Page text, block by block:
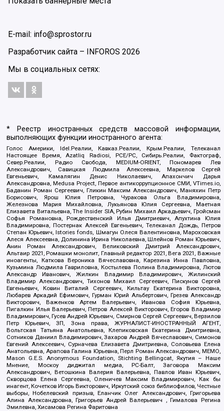
E-mail: info@sprostor.ru
Разработчик сайта –
INFOROS 2026
Мы в социальных сетях:
* Реестр иностранных средств массовой информации,
выполняющих функции иностранного агента:
Голос Америки, Idel.Реалии, Кавказ.Реалии, Крым.Реалии, Телеканал
Настоящее Время, Azatliq Radiosi, PCE/PC, Сибирь.Реалии, Фактограф,
Север.Реалии, Радио Свобода, MEDIUM-ORIENT, Пономарев Лев
Александрович, Савицкая Людмила Алексеевна, Маркелов Сергей
Евгеньевич, Камалягин Денис Николаевич, Апахончич Дарья
Александровна, Medusa Project, Первое антикоррупционное СМИ, VTimes.io,
Баданин Роман Сергеевич, Гликин Максим Александрович, Маняхин Петр
Борисович, Ярош Юлия Петровна, Чуракова Ольга Владимировна,
Железнова Мария Михайловна, Лукьянова Юлия Сергеевна, Маетная
Елизавета Витальевна, The Insider SIA, Рубин Михаил Аркадьевич, Гройсман
Софья Романовна, Рождественский Илья Дмитриевич, Апухтина Юлия
Владимировна, Постернак Алексей Евгеньевич, Телеканал Дождь, Петров
Степан Юрьевич, Istories fonds, Шмагун Олеся Валентиновна, Мароховская
Алеся Алексеевна, Долинина Ирина Николаевна, Шлейнов Роман Юрьевич,
Анин Роман Александрович, Великовский Дмитрий Александрович,
Альтаир 2021, Ромашки монолит, Главный редактор 2021, Вега 2021, Важные
иноагенты, Каткова Вероника Вячеславовна, Карезина Инна Павловна,
Кузьмина Людмила Гавриловна, Костылева Полина Владимировна, Лютов
Александр Иванович, Жилкин Владимир Владимирович, Жилинский
Владимир Александрович, Тихонов Михаил Сергеевич, Пискунов Сергей
Евгеньевич, Ковин Виталий Сергеевич, Кильтау Екатерина Викторовна,
Любарев Аркадий Ефимович, Гурман Юрий Альбертович, Грезев Александр
Викторович, Важенков Артем Валерьевич, Иванова София Юрьевна,
Пигалкин Илья Валерьевич, Петров Алексей Викторович, Егоров Владимир
Владимирович, Гусев Андрей Юрьевич, Смирнов Сергей Сергеевич, Верзилов
Петр Юрьевич, ЗП, Зона права, ЖУРНАЛИСТ-ИНОСТРАННЫЙ АГЕНТ,
Вольтская Татьяна Анатольевна, Клепиковская Екатерина Дмитриевна,
Сотников Даниил Владимирович, Захаров Андрей Вячеславович, Симонов
Евгений Алексеевич, Сурначева Елизавета Дмитриевна, Соловьева Елена
Анатольевна, Арапова Галина Юрьевна, Перл Роман Александрович, МЕМО,
Mason G.E.S. Anonymous Foundation, Stichting Bellingcat, Якутия – Наше
Мнение, Москоу диджитал медиа, РС-Балт, Заговора Максим
Александрович, Ветошкина Валерия Валерьевна, Павлов Иван Юрьевич,
Скворцова Елена Сергеевна, Оленичев Максим Владимирович, Как бы
инагент, Кочетков Игорь Викторович, Иркутский союз библиофилов, Честные
выборы, Нобелевский призыв, Еланчик Олег Александрович, Григорьева
Алина Александровна, Григорьев Андрей Валерьевич , Гималова Регина
Эмилевна, Хисамова Регина Фаритовна